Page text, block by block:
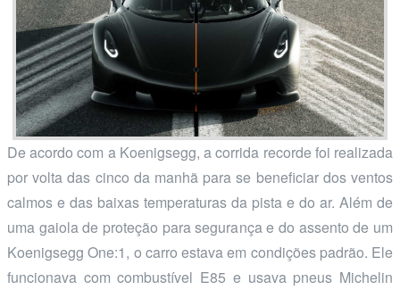
De acordo com a Koenigsegg, a corrida recorde foi realizada
por volta das cinco da manhã para se beneficiar dos ventos
calmos e das baixas temperaturas da pista e do ar. Além de
uma gaiola de proteção para segurança e do assento de um
Koenigsegg One:1, o carro estava em condições padrão. Ele
funcionava com combustível E85 e usava pneus Michelin